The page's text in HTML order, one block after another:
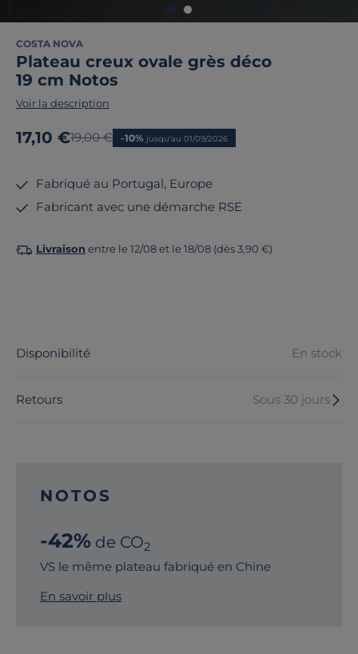
COSTA NOVA
Plateau creux ovale grès déco
19 cm Notos
Voir la description
Nouveau prix
17,10 €Ancien prix
19,00 € -10% jusqu'au 01/09/2026
Fabriqué au Portugal, Europe
Fabricant avec une démarche RSE
Livraison entre le 12/08 et le 18/08 (dès 3,90 €)
Disponibilité En stock
Retours Sous 30 jours
NOTOS
-42% de CO2
VS le même plateau fabriqué en Chine
En savoir plus